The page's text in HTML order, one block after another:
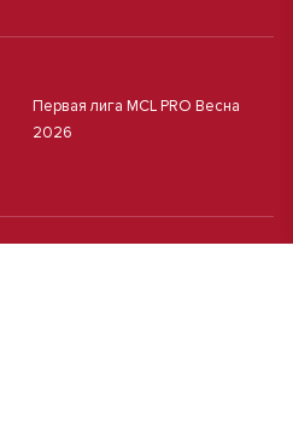
Первая лига MCL PRO Весна
2026